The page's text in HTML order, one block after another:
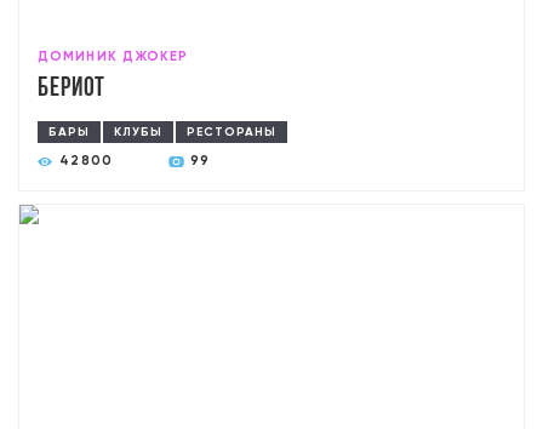
ДОМИНИК ДЖОКЕР
Бериот
БАРЫ КЛУБЫ РЕСТОРАНЫ
42800 99